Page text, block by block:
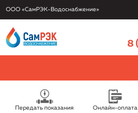
ООО «СамРЭК-Водоснабжение»
8
О компании
Передать показания Онлайн-оплата